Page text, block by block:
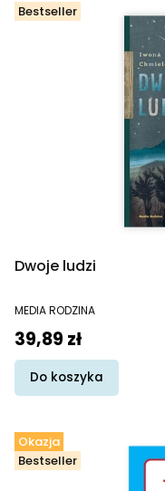
Bestseller
Dwoje ludzi
PRODUCENT
MEDIA RODZINA
Cena
39,89 zł
Do koszyka
Okazja
Bestseller